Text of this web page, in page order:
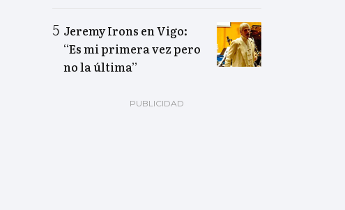
Jeremy Irons en Vigo:
“Es mi primera vez pero
no la última”